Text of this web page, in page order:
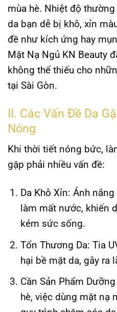
mùa hè. Nhiệt độ
da bạn dễ bị khô, xỉn
đề như kích ứng hay
Mặt Nạ Ngủ KN Beauty
không thể thiếu cho
tại Sài Gòn.
II. Các Vấn Đề Da
Nóng
Khi thời tiết nóng bức,
gặp phải nhiều vấn đề:
Da Khô Xỉn: Ánh
làm mất nước, khiến
kém sức sống.
Tổn Thương Da: Tia
hại bề mặt da, gây ra
Cần Sản Phẩm Dưỡng
hè, việc dùng mặt nạ